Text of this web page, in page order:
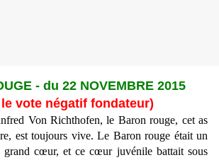
- du 22 NOVEMBRE 2015
vote négatif fondateur)
Von Richthofen, le Baron rouge, cet as
est toujours vive. Le Baron rouge était un
grand cœur, et ce cœur juvénile battait sous